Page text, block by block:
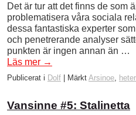
Det är tur att det finns de som
problematisera våra sociala
dessa fantastiska experter
och penetrerande analyser
punkten är ingen annan än …
Läs mer →
Publicerat i Dolf | Märkt Arsinoe
Vansinne #5: Stalinetta